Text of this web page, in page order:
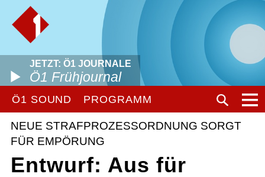
JETZT: Ö1 JOURNALE
Ö1 Frühjournal
Ö1 SOUND PROGRAMM
NEUE STRAFPROZESSORDNUNG SORGT
FÜR EMPÖRUNG
Entwurf: Aus für